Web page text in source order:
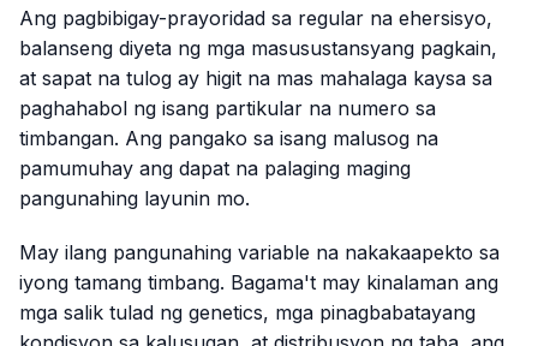
Ang pagbibigay-prayoridad sa regular na ehersisyo,
balanseng diyeta ng mga masusustansyang pagkain,
at sapat na tulog ay higit na mas mahalaga kaysa sa
paghahabol ng isang partikular na numero sa
timbangan. Ang pangako sa isang malusog na
pamumuhay ang dapat na palaging maging
pangunahing layunin mo.
May ilang pangunahing variable na nakakaapekto sa
iyong tamang timbang. Bagama't may kinalaman ang
mga salik tulad ng genetics, mga pinagbabatayang